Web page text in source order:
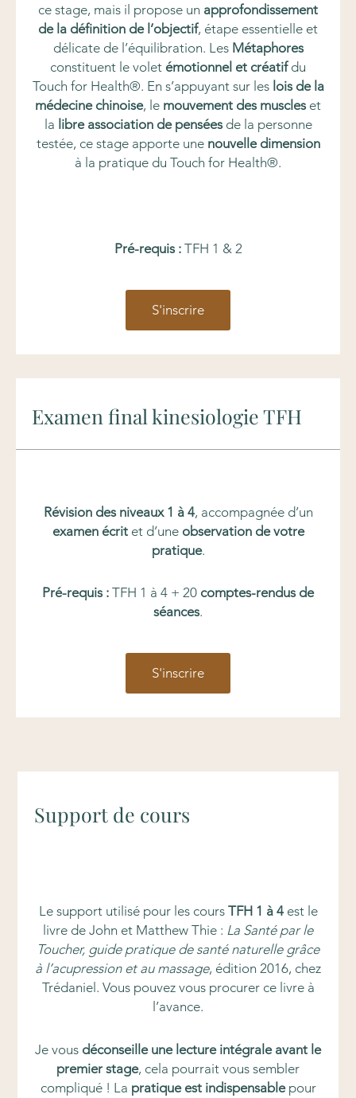
ce stage, mais il propose un approfondissement
de la définition de l’objectif, étape essentielle et
délicate de l’équilibration. Les Métaphores
constituent le volet émotionnel et créatifdu
Touch for Health®. En s’appuyant sur les lois de la
médecine chinoise, le mouvement des muscles et
la libre association de penséesde la personne
testée, ce stage apporte une nouvelle dimension
à la pratique du Touch for Health®.
Pré-requis :TFH 1 & 2
S'inscrire
Examen final kinesiologie TFH
Révision des niveaux 1 à 4, accompagnée d’un
examen écritet d’une observation de votre
pratique.
Pré-requis : TFH 1 à 4 + 20 comptes-rendus de
séances.
S'inscrire
Support de cours
Le support utilisé pour les cours TFH 1 à 4est le
livre de John et Matthew Thie : La Santé par le
Toucher, guide pratique de santé naturelle grâce
à l’acupression et au massage, édition 2016, chez
Trédaniel. Vous pouvez vous procurer ce livre à
l’avance.
Je vous déconseille une lecture intégrale avant le
premier stage, cela pourrait vous sembler
compliqué ! La pratique est indispensablepour